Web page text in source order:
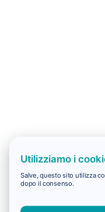
Utilizziamo i
Salve, questo sito utilizza
dopo il consenso.